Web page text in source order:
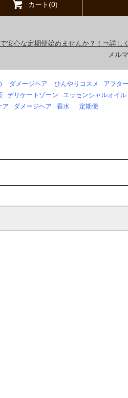
カート(0)
安心な定期便始めませんか？！⇒詳し
メル
ダメージヘア ひんやりコスメ
アフタ
デリケートゾーン
エッセンシャルオイル
ア
ダメージヘア 香水 定期便